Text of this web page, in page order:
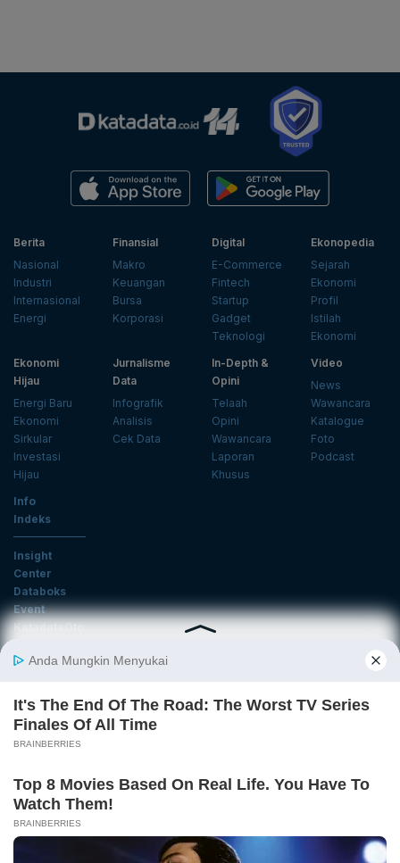
Berita
Nasional
Industri
Internasional
Energi
Finansial
Makro
Keuangan
Bursa
Korporasi
Digital
E-Commerce
Fintech
Startup
Gadget
Teknologi
Ekonopedia
Sejarah
Ekonomi
Profil
Istilah
Ekonomi
Ekonomi
Hijau
Energi Baru
Ekonomi
Sirkular
Investasi
Hijau
Jurnalisme
Data
Infografik
Analisis
Cek Data
In-Depth &
Opini
Telaah
Opini
Wawancara
Laporan
Khusus
Video
News
Wawancara
Katalogue
Foto
Podcast
Info
Indeks
Insight
Center
Databoks
Event
KatadataOto
Email
Daftar
Tentang Katadata
Kebijakan Privasi
Disclaimer